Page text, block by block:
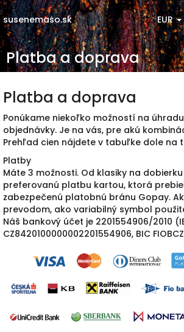
Prejsť
na
obsah
susenemaso.sk EUR
Platba a doprava
Platba a doprava
Ponúkame niekoľko možností na
objednávky. Je na vás, pre akú
Prehľad cien nájdete v tabuľke dole na
Platby
Máte 3 možnosti. Od klasiky na
preferovanú platbu kartou, ktorá
zabezpečenú platobnú bránu Gopay.
prevodom, ako variabilný symbol
Náš bankový účet je 2201554906/2010
CZ8420100000002201554906, BIC